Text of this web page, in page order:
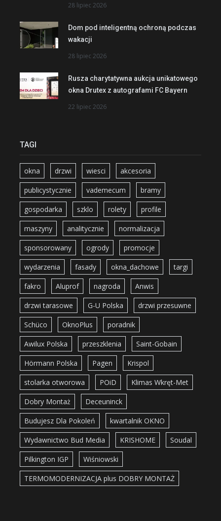
28 lipiec 2026
Dom pod inteligentną ochroną podczas
wakacji
28 lipiec 2026
Rusza charytatywna aukcja unikatowego
okna Drutex z autografami FC Bayern
22 lipiec 2026
TAGI
okna drzwi wiesci akcesoria
publicystycznie vademecum bramy
gospodarka szklo rolety profile
maszyny analitycznie normalizacja
sponsorowany ogrody promocje
wydarzenia fasady okna_dachowe targi
fakro Aluprof nagroda Anwis
drzwi tarasowe G-U Polska drzwi przesuwne
Schüco OknoPlus poradnik
Awilux Polska przeszklenia Saint-Gobain
Hörmann Polska Pagen Krispol
stolarka otworowa POiD Klimas Wkręt-Met
Dobry Montaż Deceuninck
Budujesz Dla Pokoleń kwartalnik OKNO
Wydawnictwo Bud Media KRISHOME Soudal
Pilkington IGP Wiśniowski
TERMOMODERNIZACJA plus DOBRY MONTAŻ